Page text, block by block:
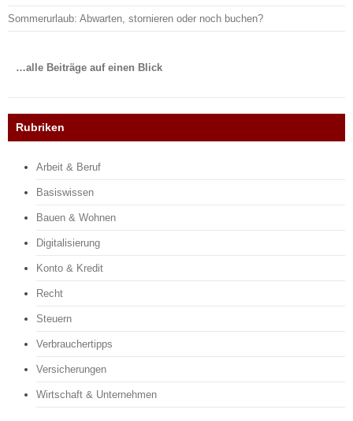
Sommerurlaub: Abwarten, stornieren oder noch buchen?
…alle Beiträge auf einen Blick
Rubriken
Arbeit & Beruf
Basiswissen
Bauen & Wohnen
Digitalisierung
Konto & Kredit
Recht
Steuern
Verbrauchertipps
Versicherungen
Wirtschaft & Unternehmen